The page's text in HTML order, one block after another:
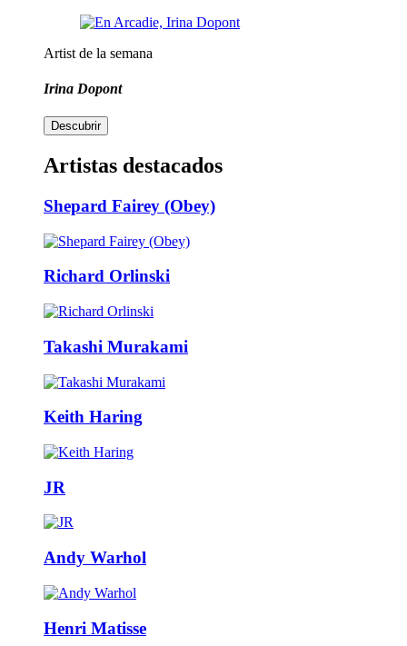
Artist de la semana
Irina Dopont
Descubrir
Artistas destacados
Shepard Fairey (Obey)
Richard Orlinski
Takashi Murakami
Keith Haring
JR
Andy Warhol
Henri Matisse